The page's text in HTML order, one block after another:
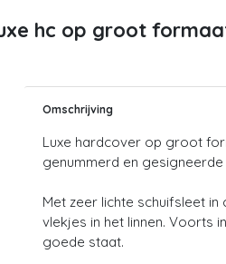
hc op groot
Omschrijving
Luxe hardcover op groot
genummerd en gesigneerde
Met zeer lichte schuifsleet in
vlekjes in het linnen. Voorts
goede staat.